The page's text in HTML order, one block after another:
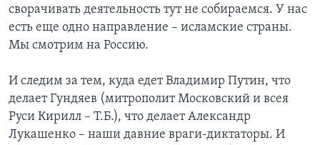
сворачивать деятельность тут не собираемся. У нас
есть еще одно направление – исламские страны.
Мы смотрим на Россию.
И следим за тем, куда едет Владимир Путин, что
делает Гундяев (митрополит Московский и всея
Руси Кирилл – Т.Б.), что делает Александр
Лукашенко – наши давние враги-диктаторы. И